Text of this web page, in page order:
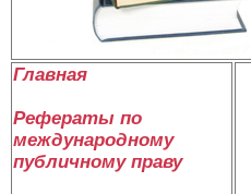
Главная
Рефераты по
международному
публичному праву